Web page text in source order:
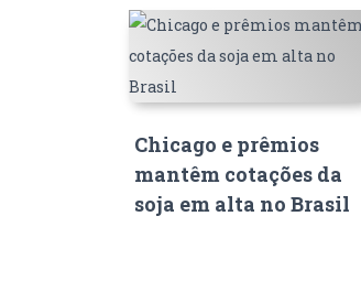
Chicago e prêmios
mantêm cotações da
soja em alta no Brasil